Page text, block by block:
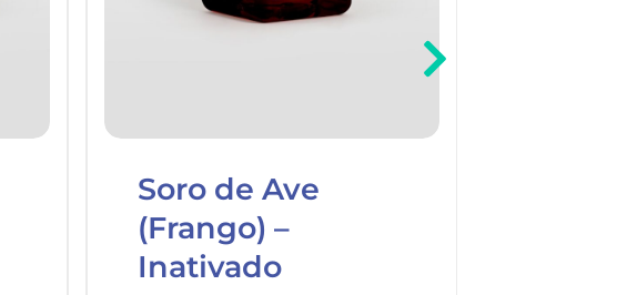
Soro de Ave
(Frango) –
Inativado